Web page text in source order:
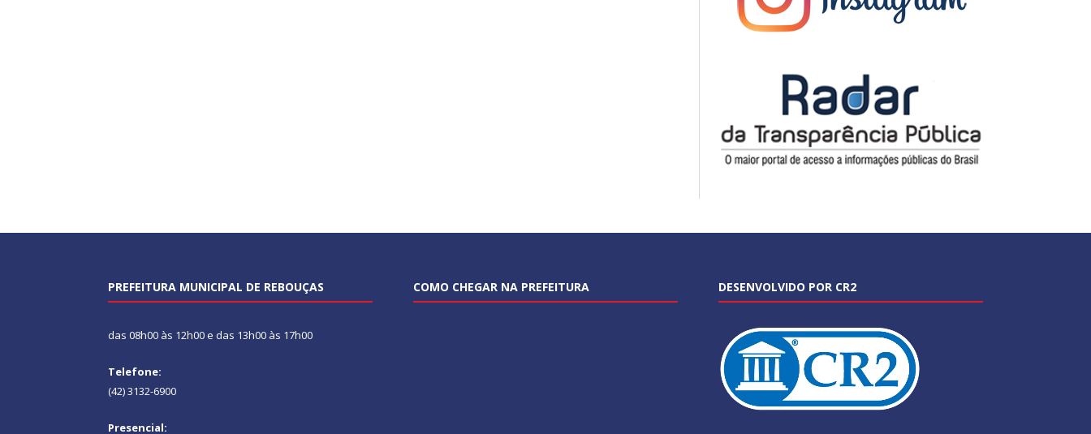
PREFEITURA MUNICIPAL DE REBOUÇAS
das 08h00 às 12h00 e das 13h00 às 17h00
Telefone:
(42) 3132-6900
Presencial:
COMO CHEGAR NA PREFEITURA DESENVOLVIDO POR CR2